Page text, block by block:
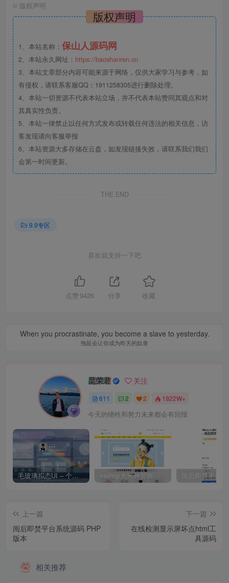
© 版权声明
版权声明
1、本站名称： 保山人源码网
2、本站永久网址： https://baoshanren.cn
3、本站文章部分内容可能来源于网络，仅供大家学习与参考，如
有侵权，请联系客服QQ：1911258305进行删除处理。
4、本站一切资源不代表本站立场，并不代表本站赞同其观点和对
其真实性负责。
5、本站一律禁止以任何方式发布或转载任何违法的相关信息，访
客发现请向客服举报
6、本站资源大多存储在云盘，如发现链接失效，请联系我们我们
会第一时间更新。
THE END
9.9专区
喜欢就支持一下吧
点赞 9426 分享 收藏
When you procrastinate, you become a slave to yesterday.
拖延会让你成为昨天的奴隶
昆荣君 关注
611 2 2 1922W+
今天的牺牲和努力未来都会有回报
毛玻璃拟态UI – 个人主页（开源版） mishop大米外贸商城系统133种语言版本
上一篇
阅后即焚平台系统源码 PHP
版本
下一篇
在线检测显示屏坏点html工
具源码
相关推荐